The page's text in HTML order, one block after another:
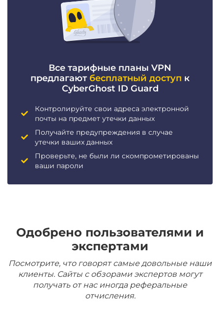
Все тарифные планы VPN
предлагают бесплатный доступ к
CyberGhost ID Guard
Контролируйте свои адреса электронной
почты на предмет утечки данных
Получайте предупреждения в случае
утечки ваших данных
Проверьте, не были ли скомпрометированы
ваши пароли
Одобрено пользователями и
экспертами
Посмотрите, что говорят самые довольные наши
клиенты. Сайты с обзорами экспертов могут
получать от нас иногда реферальные
отчисления.